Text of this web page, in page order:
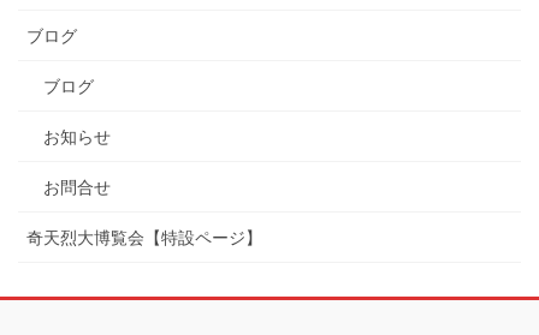
ブログ
ブログ
お知らせ
お問合せ
奇天烈大博覧会【特設ページ】